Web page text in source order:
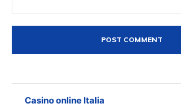
Casino online Italia